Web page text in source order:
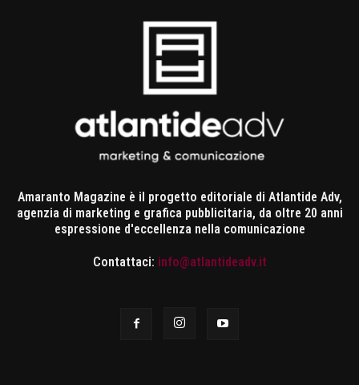
Amaranto Magazine è il progetto editoriale di Atlantide Adv,
agenzia di marketing e grafica pubblicitaria, da oltre 20 anni
espressione d'eccellenza nella comunicazione
Contattaci: info@atlantideadv.it